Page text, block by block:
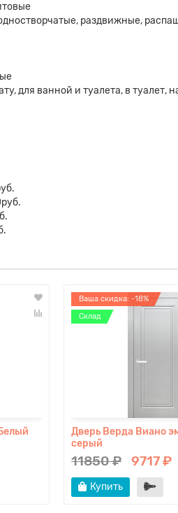
раздвижные,
для ванной и туалета, в туалет,
Ваша скидка: -18%
Склад
Дверь Верда Виано
серый
11850 ₽ 9717 ₽
Купить